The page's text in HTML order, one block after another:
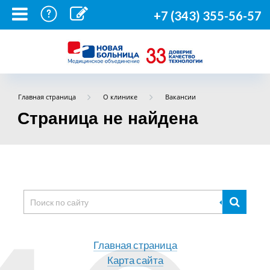
+7 (343) 355-56-57
Главная страница О клинике Вакансии
Страница не найдена
Главная страница
Карта сайта